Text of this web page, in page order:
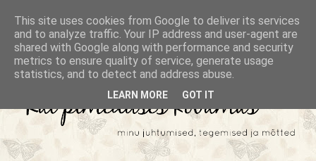
This site uses cookies from Google to deliver its services
and to analyze traffic. Your IP address and user-agent are
shared with Google along with performance and security
metrics to ensure quality of service, generate usage
statistics, and to detect and address abuse.
LEARN MORE GOT IT